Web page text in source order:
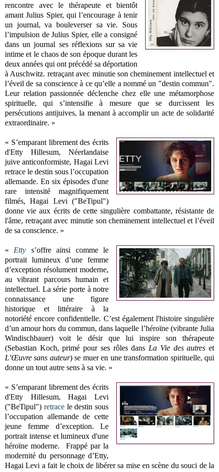
rencontre avec le thérapeute et bientôt
amant Julius Spier, qui l’encourage à tenir
un journal, va bouleverser sa vie. Sous
l’impulsion de Julius Spier, elle a consigné
dans un journal ses réflexions sur sa vie
intime et le chaos de son époque durant les
deux années qui ont précédé sa déportation
à Auschwitz. retraçant avec minutie son cheminement intellectuel et
l’éveil de sa conscience à ce qu’elle a nommé un "destin commun".
Leur relation passionnée déclenche chez elle une métamorphose
spirituelle, qui s’intensifie à mesure que se durcissent les
persécutions antijuives, la menant à accomplir un acte de solidarité
extraordinaire. »
« S’emparant librement des écrits
d'Etty Hillesum, Néerlandaise
juive anticonformiste, Hagai Levi
retrace le destin sous l’occupation
allemande.En six épisodes d'une
rare intensité magnifiquement
filmés, Hagai Levi ("BeTipul")
donne vie aux écrits de cette singulière combattante, résistante de
l'âme, retraçant avec minutie son cheminement intellectuel et l’éveil
de sa conscience. »
« Etty s’offre ainsi comme le
portrait lumineux d’une femme
d’exception résolument moderne,
au vibrant parcours humain et
intellectuel. La série porte à notre
connaissance une figure
historique et littéraire à la
notoriété encore confidentielle. C’est également l'histoire singulière
d’un amour hors du commun, dans laquelle l’héroïne (vibrante Julia
Windischbauer) voit le désir que lui inspire son thérapeute
(Sebastian Koch, primé pour ses rôles dans La Vie des autres et
L’Œuvre sans auteur) se muer en une transformation spirituelle, qui
donne un tout autre sens à sa vie. »
« S’emparant librement des écrits
d'Etty Hillesum, Hagai Levi
("BeTipul") retracele destin sous
l’occupation allemande de cette
jeune femme d’exception. Le
portrait intense et lumineux d'une
héroïne moderne. Frappé par la
modernité du personnage d’Etty,
Hagai Levi a fait le choix de libérer sa mise en scène du souci de la